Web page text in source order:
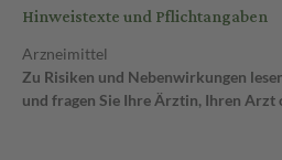
Hinweistexte und Pflichtangaben
Arzneimittel
Zu Risiken und Nebenwirkungen
und fragen Sie Ihre Ärztin, Ihren Arzt